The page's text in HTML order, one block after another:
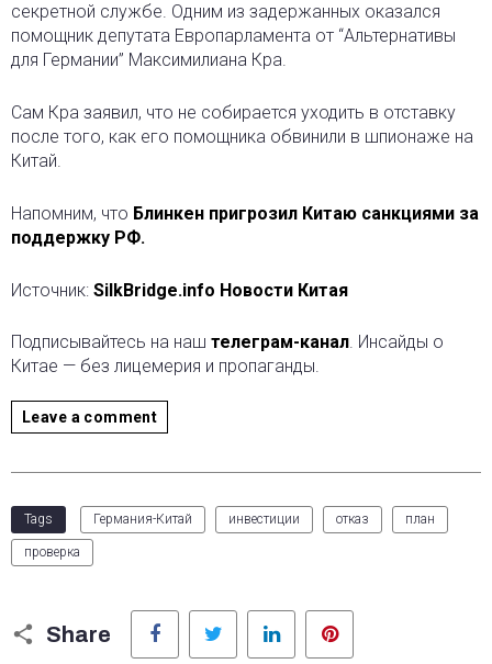
секретной службе. Одним из задержанных оказался
помощник депутата Европарламента от “Альтернативы
для Германии” Максимилиана Кра.
Сам Кра заявил, что не собирается уходить в отставку
после того, как его помощника обвинили в шпионаже на
Китай.
Напомним, что Блинкен пригрозил Китаю санкциями за
поддержку РФ.
Источник: SilkBridge.info Новости Китая
Подписывайтесь на наш телеграм-канал. Инсайды о
Китае — без лицемерия и пропаганды.
Leave a comment
Tags Германия-Китай инвестиции отказ план
проверка
Share
Facebook Twitter LinkedIn